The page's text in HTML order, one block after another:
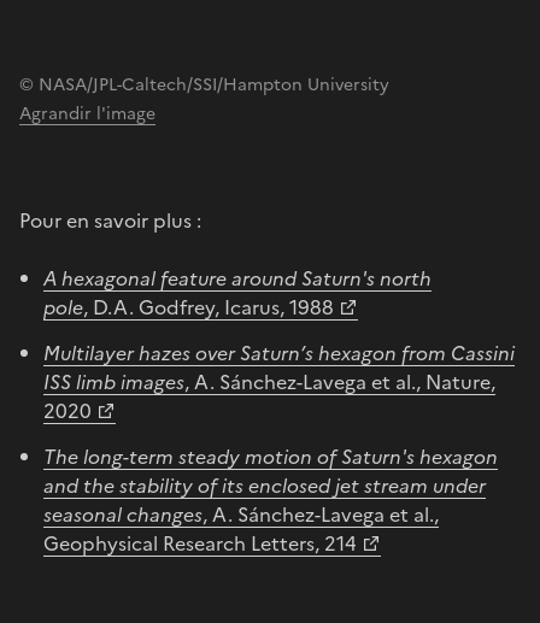
© NASA/JPL-Caltech/SSI/Hampton University
Agrandir l'image
Pour en savoir plus :
A hexagonal feature around Saturn's north
pole, D.A. Godfrey, Icarus, 1988
Multilayer hazes over Saturn’s hexagon from Cassini
ISS limb images, A. Sánchez-Lavega et al., Nature,
2020
The long-term steady motion of Saturn's hexagon
and the stability of its enclosed jet stream under
seasonal changes, A. Sánchez-Lavega et al.,
Geophysical Research Letters, 214